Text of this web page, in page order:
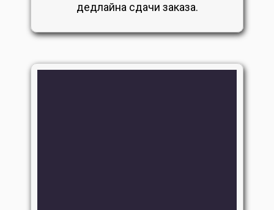
дедлайна сдачи заказа.